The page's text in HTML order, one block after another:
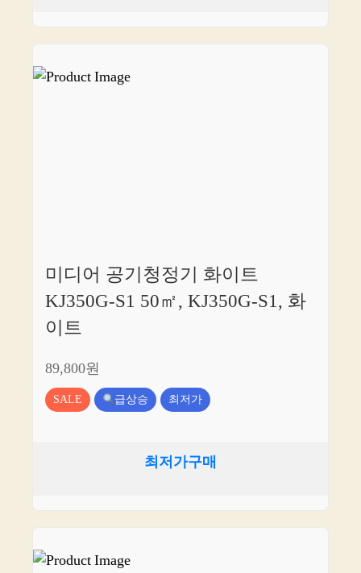
미디어 공기청정기 화이트
KJ350G-S1 50㎡, KJ350G-S1, 화
이트
89,800원
SALE 급상승 최저가
최저가구매